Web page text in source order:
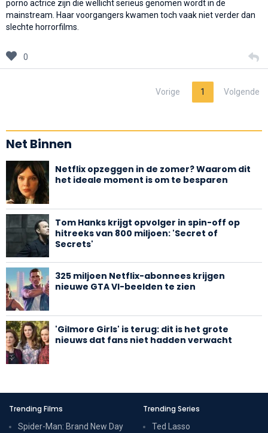
porno actrice zijn die wellicht serieus genomen wordt in de
mainstream. Haar voorgangers kwamen toch vaak niet verder dan
slechte horrorfilms.
0
Vorige 1 Volgende
Net Binnen
Netflix opzeggen in de zomer? Waarom dit
het ideale moment is om te besparen
Tom Hanks krijgt opvolger in spin-off op
hitreeks van 800 miljoen: 'Secret of
Secrets'
325 miljoen Netflix-abonnees krijgen
nieuwe GTA VI-beelden te zien
'Gilmore Girls' is terug: dit is het grote
nieuws dat fans niet hadden verwacht
Trending Films
Spider-Man: Brand New Day
Trending Series
Ted Lasso